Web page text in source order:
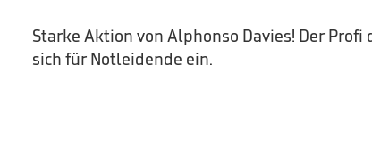
Starke Aktion von Alphonso Davies! Der Profi
sich für Notleidende ein.